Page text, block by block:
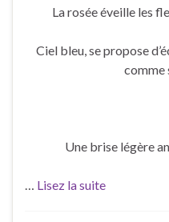
La rosée éveille les
Ciel bleu, se propose
comme
Une brise légère
… Lisez la suite